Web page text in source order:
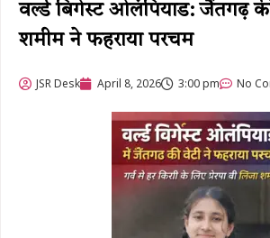
वर्ल्ड बिगेस्ट ओलंपियाड: जैंतगढ़
शमीम ने फहराया परचम
JSR Desk April 8, 2026 3:00 pm No